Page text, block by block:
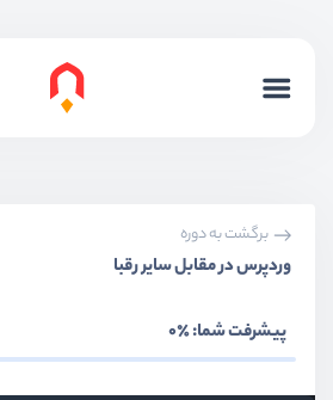
برگشت به دوره
وردپرس در مقابل سایر رقبا
پیشرفت شما:٪0